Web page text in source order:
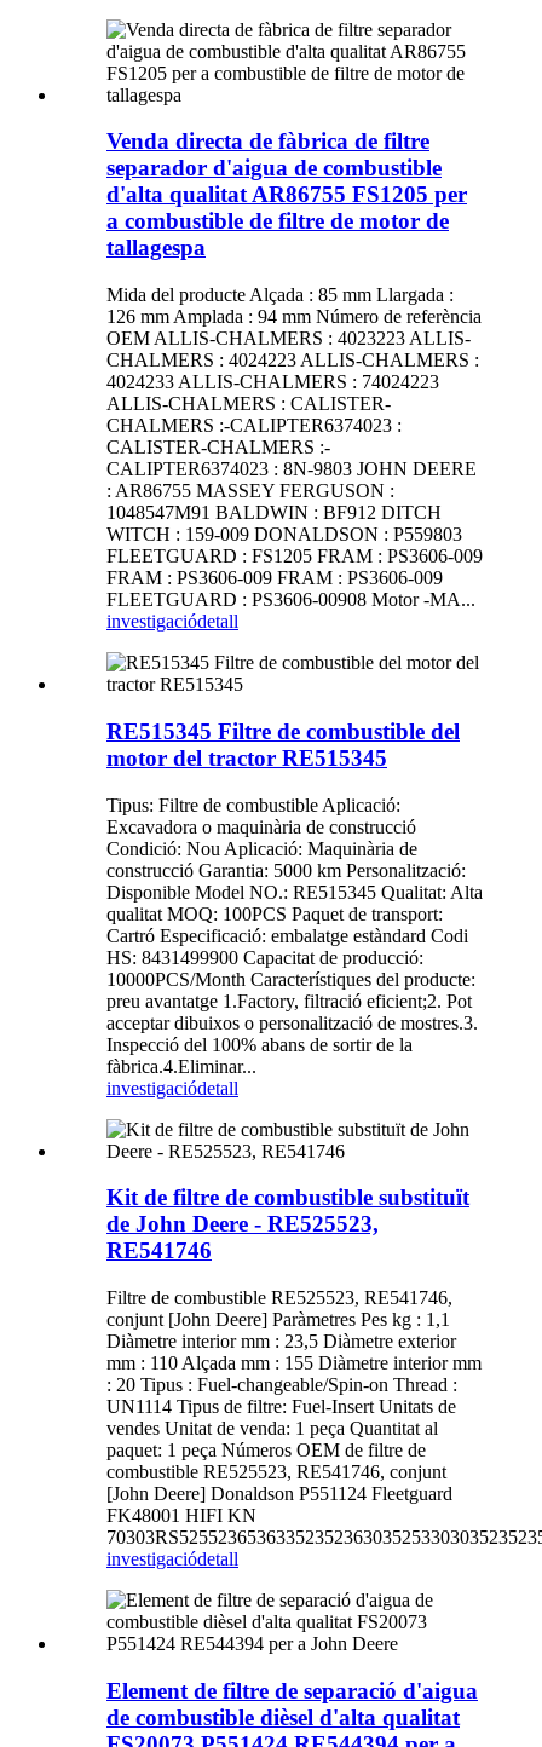
Venda directa de fàbrica de filtre
separador d'aigua de combustible
d'alta qualitat AR86755 FS1205 per
a combustible de filtre de motor de
tallagespa
Mida del producte Alçada : 85 mm Llargada :
126 mm Amplada : 94 mm Número de referència
OEM ALLIS-CHALMERS : 4023223 ALLIS-
CHALMERS : 4024223 ALLIS-CHALMERS :
4024233 ALLIS-CHALMERS : 74024223
ALLIS-CHALMERS : CALISTER-
CHALMERS :-CALIPTER6374023 :
CALISTER-CHALMERS :-
CALIPTER6374023 : 8N-9803 JOHN DEERE
: AR86755 MASSEY FERGUSON :
1048547M91 BALDWIN : BF912 DITCH
WITCH : 159-009 DONALDSON : P559803
FLEETGUARD : FS1205 FRAM : PS3606-009
FRAM : PS3606-009 FRAM : PS3606-009
FLEETGUARD : PS3606-00908 Motor -MA...
investigaciódetall
RE515345 Filtre de combustible del
motor del tractor RE515345
Tipus: Filtre de combustible Aplicació:
Excavadora o maquinària de construcció
Condició: Nou Aplicació: Maquinària de
construcció Garantia: 5000 km Personalització:
Disponible Model NO.: RE515345 Qualitat: Alta
qualitat MOQ: 100PCS Paquet de transport:
Cartró Especificació: embalatge estàndard Codi
HS: 8431499900 Capacitat de producció:
10000PCS/Month Característiques del producte:
preu avantatge 1.Factory, filtració eficient;2. Pot
acceptar dibuixos o personalització de mostres.3.
Inspecció del 100% abans de sortir de la
fàbrica.4.Eliminar...
investigaciódetall
Kit de filtre de combustible substituït
de John Deere - RE525523,
RE541746
Filtre de combustible RE525523, RE541746,
conjunt [John Deere] Paràmetres Pes kg : 1,1
Diàmetre interior mm : 23,5 Diàmetre exterior
mm : 110 Alçada mm : 155 Diàmetre interior mm
: 20 Tipus : Fuel-changeable/Spin-on Thread :
UN1114 Tipus de filtre: Fuel-Insert Unitats de
vendes Unitat de venda: 1 peça Quantitat al
paquet: 1 peça Números OEM de filtre de
combustible RE525523, RE541746, conjunt
[John Deere] Donaldson P551124 Fleetguard
FK48001 HIFI KN
investigaciódetall
Element de filtre de separació d'aigua
de combustible dièsel d'alta qualitat